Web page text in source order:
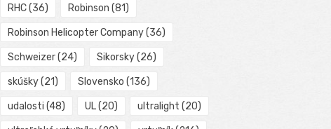
RHC(36) Robinson (81)
Robinson Helicopter Company(36)
Schweizer(24) Sikorsky(26)
skúšky(21) Slovensko (136)
udalosti (48) UL(20) ultralight (20)